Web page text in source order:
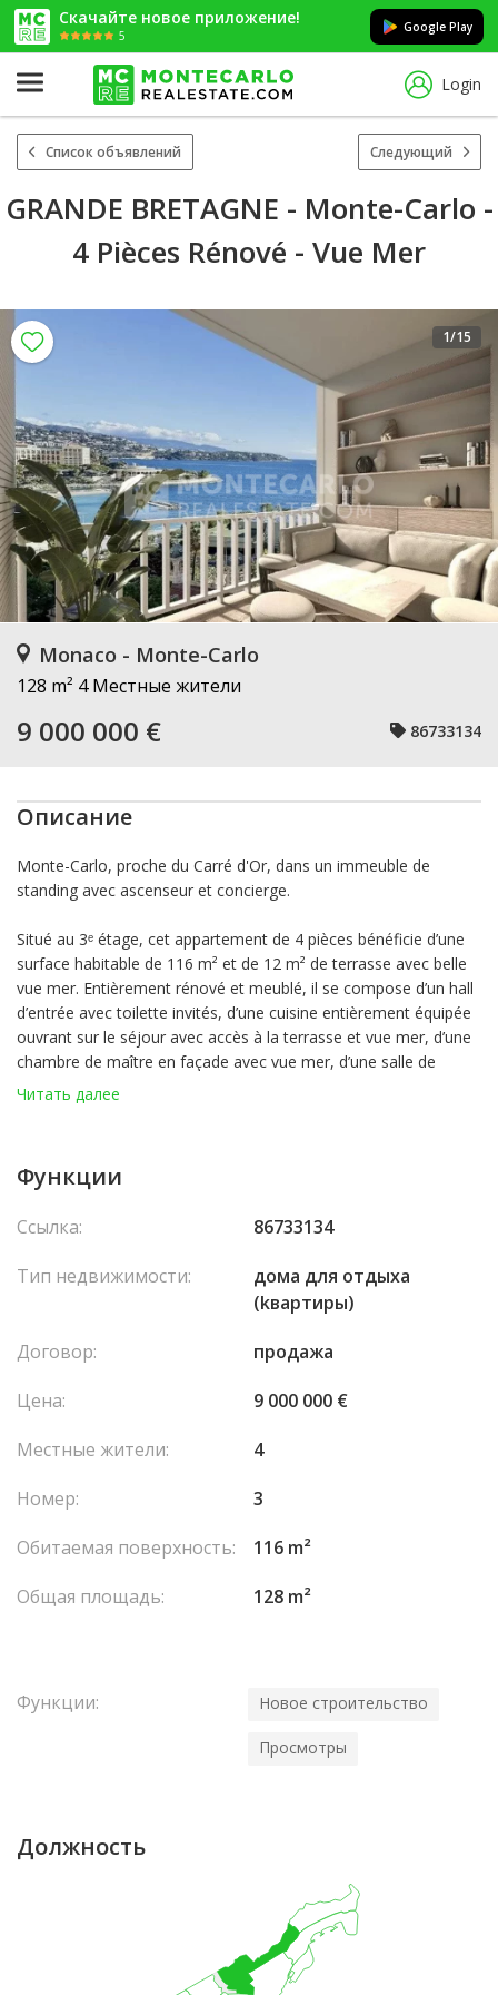
Скачайте новое приложение!
5
Google Play
Login
Список объявлений Следующий
GRANDE BRETAGNE - Monte-Carlo -
4 Pièces Rénové - Vue Mer
1/15
Monaco - Monte-Carlo
128 m² 4 Местные жители
9 000 000 € 86733134
Описание
Monte-Carlo, proche du Carré d'Or, dans un immeuble de
standing avec ascenseur et concierge.
Situé au 3ᵉ étage, cet appartement de 4 pièces bénéficie d’une
surface habitable de 116 m² et de 12 m² de terrasse avec belle
vue mer. Entièrement rénové et meublé, il se compose d’un hall
d’entrée avec toilette invités, d’une cuisine entièrement équipée
ouvrant sur le séjour avec accès à la terrasse et vue mer, d’une
chambre de maître en façade avec vue mer, d’une salle de
douche indépendante, d’une chambre très spacieuse avec salle
de bains et toilettes en suite, ainsi que d’une troisième chambre
Читать далее
Функции
Ссылка:
86733134
Тип недвижимости:
домa для отдыха
(kвартиры)
Договор:
продажа
Цена:
9 000 000 €
Местные жители:
4
Номер:
3
Обитаемая поверхность:
116 m²
Общая площадь:
128 m²
Функции: Новое строительство
Просмотры
Должность